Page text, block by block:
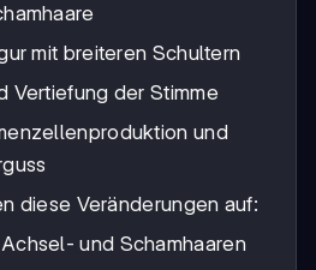
mit breiteren Schultern
Vertiefung der Stimme
und
diese Veränderungen auf:
und Schamhaaren